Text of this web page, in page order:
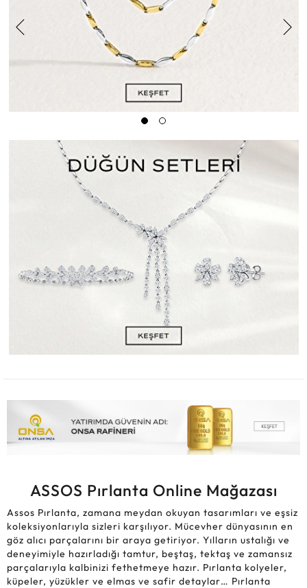
ASSOS Pırlanta Online Mağazası
Assos Pırlanta, zamana meydan okuyan tasarımları ve eşsiz
koleksiyonlarıyla sizleri karşılıyor. Mücevher dünyasının en
göz alıcı parçalarını bir araya getiriyor. Yılların ustalığı ve
deneyimiyle hazırladığı tamtur, beştaş, tektaş ve zamansız
parçalarıyla kalbinizi fethetmeye hazır. Pırlanta kolyeler,
küpeler, yüzükler ve elmas ve safir detaylar… Pırlanta